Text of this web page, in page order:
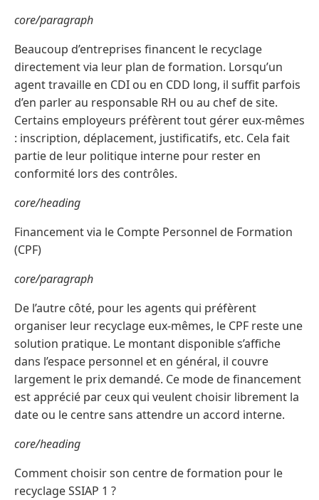
core/paragraph
Beaucoup d’entreprises financent le recyclage
directement via leur plan de formation. Lorsqu’un
agent travaille en CDI ou en CDD long, il suffit parfois
d’en parler au responsable RH ou au chef de site.
Certains employeurs préfèrent tout gérer eux-mêmes
: inscription, déplacement, justificatifs, etc. Cela fait
partie de leur politique interne pour rester en
conformité lors des contrôles.
core/heading
Financement via le Compte Personnel de Formation
(CPF)
core/paragraph
De l’autre côté, pour les agents qui préfèrent
organiser leur recyclage eux-mêmes, le CPF reste une
solution pratique. Le montant disponible s’affiche
dans l’espace personnel et en général, il couvre
largement le prix demandé. Ce mode de financement
est apprécié par ceux qui veulent choisir librement la
date ou le centre sans attendre un accord interne.
core/heading
Comment choisir son centre de formation pour le
recyclage SSIAP 1 ?